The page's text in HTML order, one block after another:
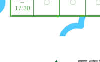
～
17:30
〇 〇